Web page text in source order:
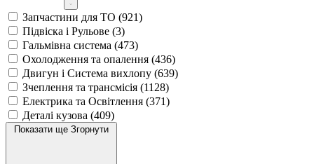
Запчастини для ТО (921)
Підвіска і Рульове (3)
Гальмівна система (473)
Охолодження та опалення (436)
Двигун і Система вихлопу (639)
Зчеплення та трансмісія (1128)
Електрика та Освітлення (371)
Деталі кузова (409)
Показати ще Згорнути